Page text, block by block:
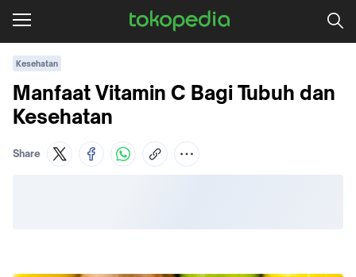
Kesehatan
Manfaat Vitamin C Bagi Tubuh dan
Kesehatan
Share